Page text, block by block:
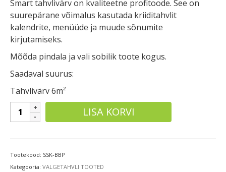
Smart tahvlivärv on kvaliteetne profitoode. See on
suurepärane võimalus kasutada kriiditahvlit
kalendrite, menüüde ja muude sõnumite
kirjutamiseks.
Mõõda pindala ja vali sobilik toote kogus.
Saadaval suurus:
Tahvlivärv 6m²
Smart
kriiditahvli
LISA KORVI
Tootekood: SSK-BBP
Kategooria: VALGETAHVLI TOOTED